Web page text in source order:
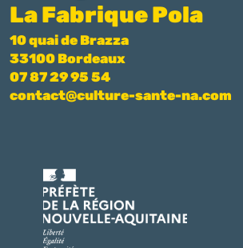
La Fabrique Pola
10 quai de Brazza
33100 Bordeaux
07 87 29 95 54
contact@culture-sante-na.com